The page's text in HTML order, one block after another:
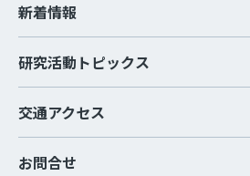
新着情報
研究活動トピックス
交通アクセス
お問合せ